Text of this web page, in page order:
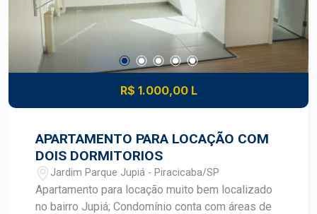
R$ 1.000,00 L
APARTAMENTO PARA LOCAÇÃO COM
DOIS DORMITORIOS
Jardim Parque Jupiá - Piracicaba/SP
Apartamento para locação muito bem localizado
no bairro Jupiá; Condomínio conta com áreas de